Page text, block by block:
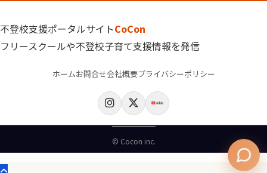
不登校支援ポータルサイトCoCon
フリースクールや不登校子育て支援情報を発信
ホームお問合せ会社概要プライバシーポリシー
© Cocon inc.